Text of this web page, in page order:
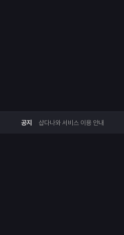
공지 샵다나와 서비스 이용 안내